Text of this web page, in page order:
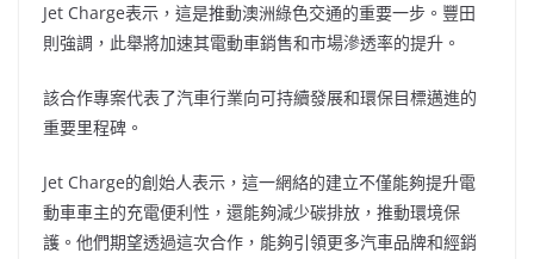
Jet Charge表示，這是推動澳洲綠色交通的重要一步。豐田
則強調，此舉將加速其電動車銷售和市場滲透率的提升。
該合作專案代表了汽車行業向可持續發展和環保目標邁進的
重要里程碑。
Jet Charge的創始人表示，這一網絡的建立不僅能夠提升電
動車車主的充電便利性，還能夠減少碳排放，推動環境保
護。他們期望透過這次合作，能夠引領更多汽車品牌和經銷